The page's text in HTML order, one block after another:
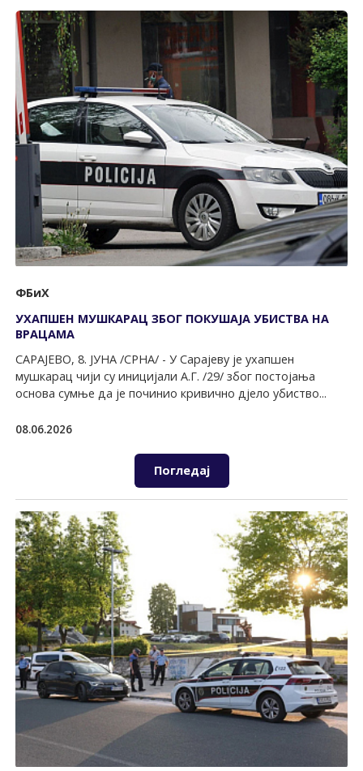
ФБиХ
УХАПШЕН МУШКАРАЦ ЗБОГ ПОКУШАЈА УБИСТВА НА
ВРАЦАМА
САРАЈЕВО, 8. ЈУНА /СРНА/ - У Сарајеву је ухапшен
мушкарац чији су иницијали А.Г. /29/ због постојања
основа сумње да је починио кривично дјело убиство...
08.06.2026
Погледај